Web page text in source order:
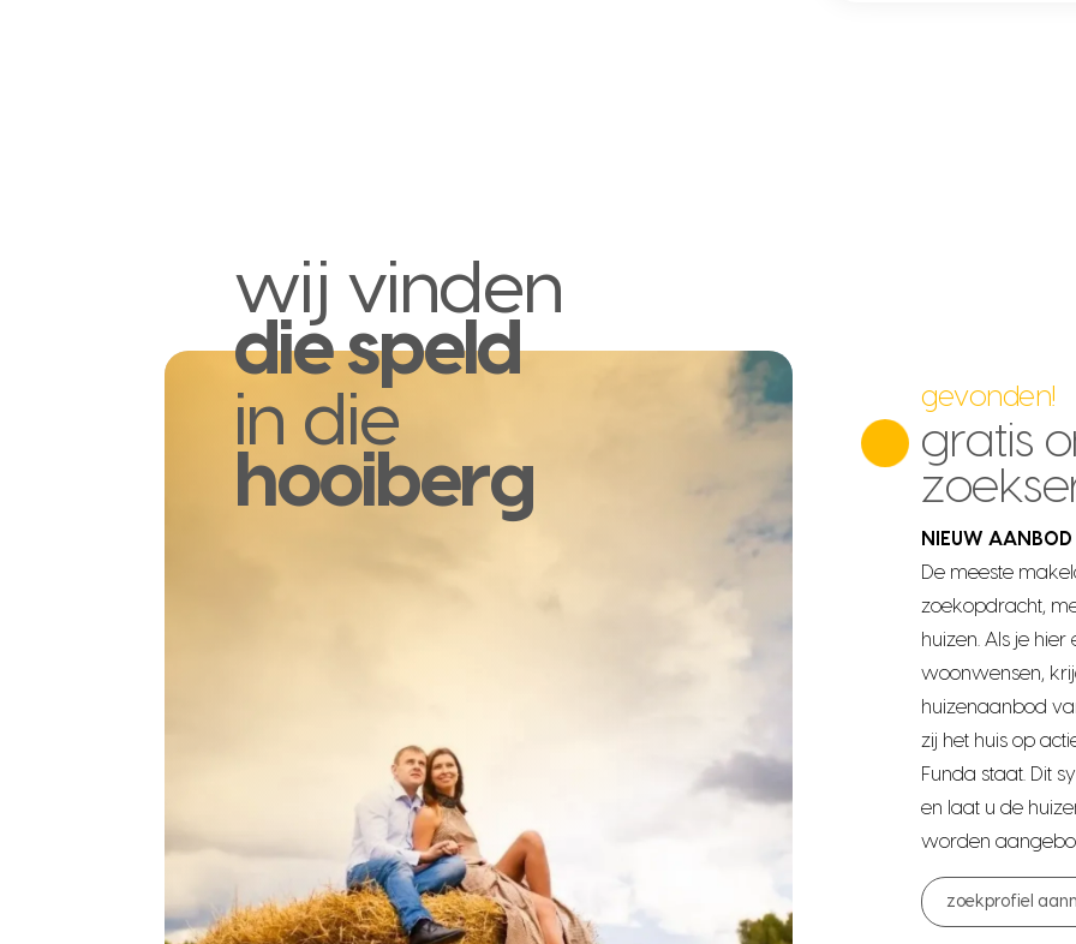
wij vinden
die speld
in die
hooiberg
gevonden!
gratis
NIEUW
De meeste
zoekopdracht,
huizen. Als je
woonwensen,
huizenaanbod
zij het huis op
Funda staat. Dit
en laat u de
worden
zoekprofiel